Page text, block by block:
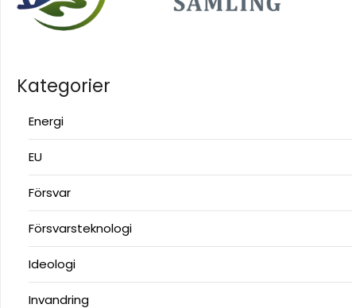
Kategorier
Energi
EU
Försvar
Försvarsteknologi
Ideologi
Invandring